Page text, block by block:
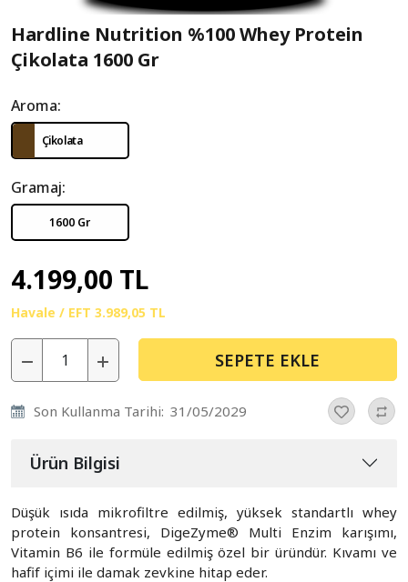
Hardline Nutrition %100 Whey Protein
Çikolata 1600 Gr
Aroma:
Çikolata
Gramaj:
1600 Gr
4.199,00 TL
Havale / EFT 3.989,05 TL
SEPETE EKLE
Son Kullanma Tarihi: 31/05/2029
Ürün Bilgisi
Düşük ısıda mikrofiltre edilmiş, yüksek standartlı whey
protein konsantresi, DigeZyme® Multi Enzim karışımı,
Vitamin B6 ile formüle edilmiş özel bir üründür. Kıvamı ve
hafif içimi ile damak zevkine hitap eder.